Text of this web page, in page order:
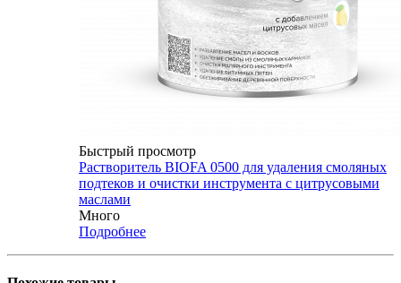
Быстрый просмотр
Растворитель BIOFA 0500 для удаления смоляных
подтеков и очистки инструмента с цитрусовыми
маслами
Много
Подробнее